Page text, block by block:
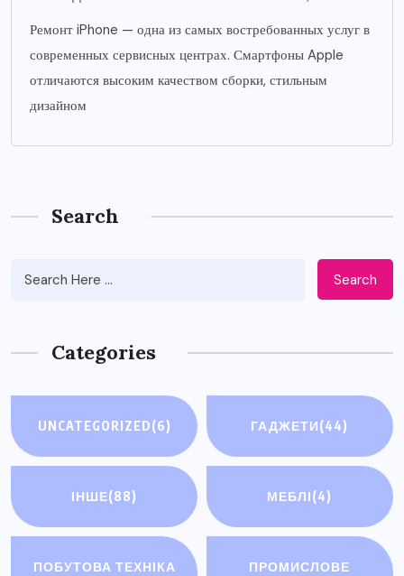
Ремонт iPhone — одна из самых востребованных услуг в
современных сервисных центрах. Смартфоны Apple
отличаются высоким качеством сборки, стильным
дизайном
Search
Search
Categories
UNCATEGORIZED(6) ГАДЖЕТИ(44)
ІНШЕ(88) МЕБЛІ(4)
ПОБУТОВА ТЕХНІКА
ПРОМИСЛОВЕ